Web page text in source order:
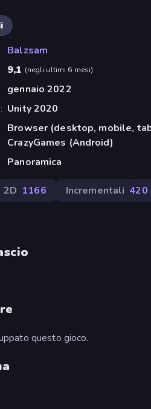
Balzsam
9,1 (negli ultimi 6 mesi)
gennaio 2022
Unity 2020
Browser (desktop, mobile,
CrazyGames (Android)
Panoramica
2D 1166 Incrementali 420
questo gioco.